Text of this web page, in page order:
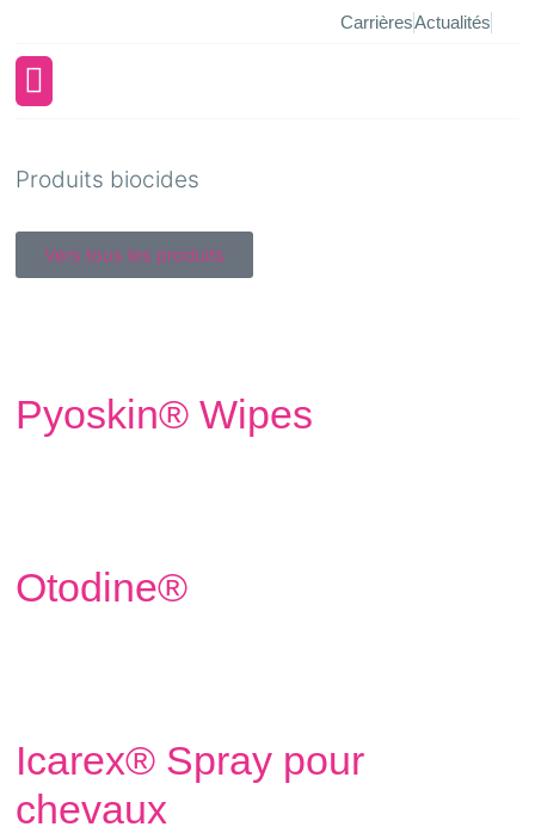
CarrièresActualités
Produits biocides
Vers tous les produits
Pyoskin® Wipes
Otodine®
Icarex® Spray pour
chevaux